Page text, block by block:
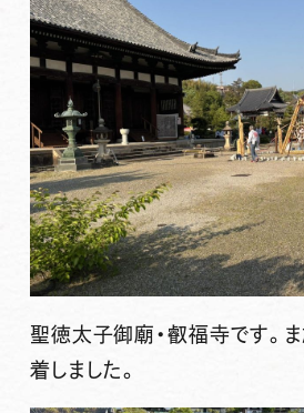
聖徳太子御廟・叡福寺です。
着しました。